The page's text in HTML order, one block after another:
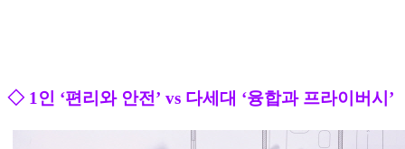
◇ 1인 ‘편리와 안전’ vs 다세대 ‘융합과 프라이버시’